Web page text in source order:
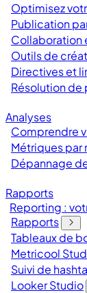
Optimisez
Publication
Collaboration
Outils de
Directives et
Résolution
Analyses
Comprendre
Métriques par
Dépannage
Rapports
Reporting :
Rapports
Tableaux de
Metricool
Suivi de
Looker Studio